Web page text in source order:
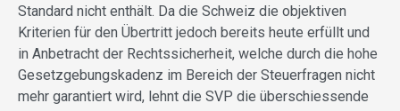
Standard nicht enthält. Da die Schweiz die objektiven
Kriterien für den Übertritt jedoch bereits heute erfüllt und
in Anbetracht der Rechtssicherheit, welche durch die hohe
Gesetzgebungskadenz im Bereich der Steuerfragen nicht
mehr garantiert wird, lehnt die SVP die überschiessende